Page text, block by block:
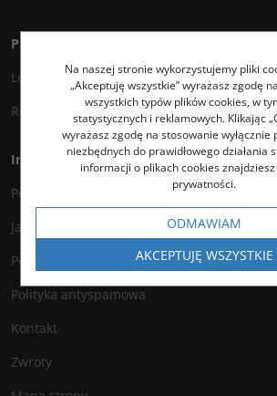
Panel klienta
Logowanie
Rejestracja
Informacje
Polityka prywatności
Jak kupować?
Polityka legalności
Polityka antyspamowa
Kontakt
Zwroty
Na naszej stronie wykorzystujemy pliki
„Akceptuję wszystkie” wyrażasz zgodę
wszystkich typów plików cookies, w
statystycznych i reklamowych. Klikając
wyrażasz zgodę na stosowanie wyłącznie
niezbędnych do prawidłowego działania
informacji o plikach cookies znajdziesz
prywatności.
ODMAWIAM
AKCEPTUJĘ WSZYSTKIE